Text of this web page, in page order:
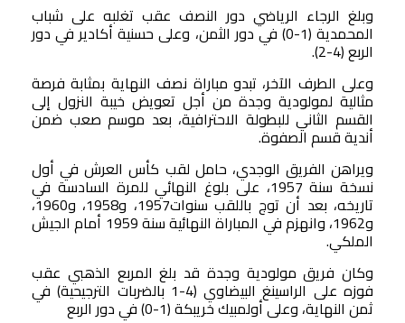
وبلغ الرجاء الرياضي دور النصف عقب تغلبه على شباب
المحمدية (1-0) في دور الثمن، وعلى حسنية أكادير في دور
الربع (4-2).
وعلى الطرف الآخر، تبدو مباراة نصف النهاية بمثابة فرصة
مثالية لمولودية وجدة من أجل تعويض خيبة النزول إلى
القسم الثاني للبطولة الاحترافية، بعد موسم صعب ضمن
أندية قسم الصفوة.
ويراهن الفريق الوجدي، حامل لقب كأس العرش في أول
نسخة سنة 1957، على بلوغ النهائي للمرة السادسة في
تاريخه، بعد أن توج باللقب سنوات1957، و1958، و1960،
و1962، وانهزم في المباراة النهائية سنة 1959 أمام الجيش
الملكي.
وكان فريق مولودية وجدة قد بلغ المربع الذهبي عقب
فوزه على الراسينغ البيضاوي (4-1 بالضربات الترجيحية) في
ثمن النهاية، وعلى أولمبيك خريبكة (1-0) في دور الربع